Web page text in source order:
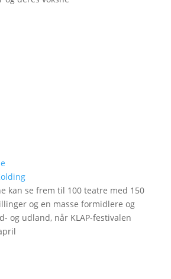
kan se frem til 100 teatre med 150
og en masse formidlere og
og udland, når KLAP-festivalen